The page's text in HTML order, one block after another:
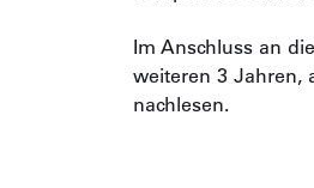
Im Anschluss an
weiteren 3 Jahren,
nachlesen.